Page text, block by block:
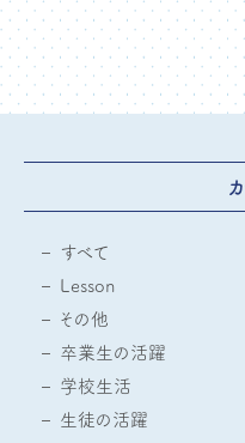
すべて
Lesson
その他
卒業生の活躍
学校生活
生徒の活躍